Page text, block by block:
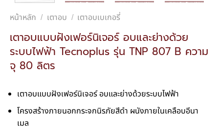
หน้าหลัก / เตาอบ / เตาอบเบเกอรี่
เตาอบแบบฝังเฟอร์นิเจอร์ อบและย่างด้วย
ระบบไฟฟ้า Tecnoplus รุ่น TNP 807 B ความ
จุ 80 ลิตร
เตาอบแบบฝังเฟอร์นิเจอร์ อบและย่างด้วยระบบไฟฟ้า
โครงสร้างภายนอกกระจกนิรภัยสีดำ ผนังภายในเคลือบอีนา
เมล